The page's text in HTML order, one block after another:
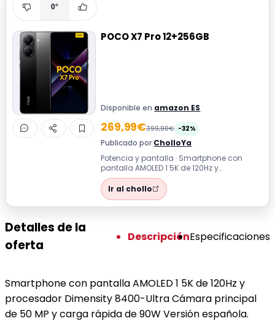
0°
POCO X7 Pro 12+256GB
Disponible en amazon ES
269,99€399,90€ -32%
Publicado por CholloYa
Potencia y pantalla · Smartphone con
pantalla AMOLED 1 5K de 120Hz y
procesador Dimensity 8400-Ultra Cámara
principal...
Ir al chollo
Detalles de la
oferta
DescripciónEspecificaciones
Smartphone con pantalla AMOLED 1 5K de 120Hz y
procesador Dimensity 8400-Ultra Cámara principal
de 50 MP y carga rápida de 90W Versión española.